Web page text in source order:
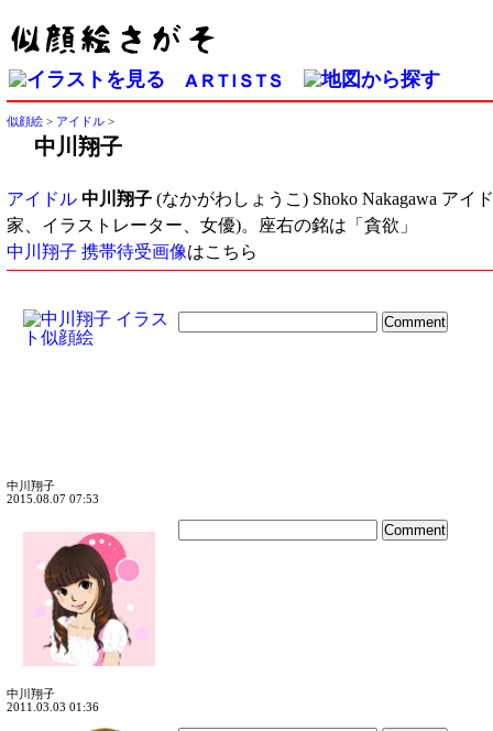
似顔絵 > アイドル >
中川翔子
アイドル 中川翔子 (なかがわしょうこ) Shoko Nakagawa ア
家、イラストレーター、女優)。座右の銘は「貪欲」
中川翔子 携帯待受画像はこちら
中川翔子
2015.08.07 07:53
中川翔子
2011.03.03 01:36